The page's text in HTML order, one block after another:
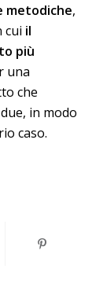
metodiche,
cui il
più
una
che
in modo
caso.